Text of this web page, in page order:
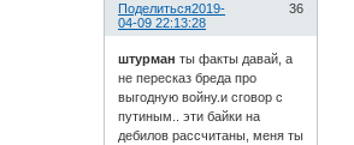
Поделиться 36
2019-
04-09 22:13:28
штурман ты факты давай, а
не пересказ бреда про
выгодную войну.и сговор с
путиным.. эти байки на
дебилов рассчитаны, меня ты